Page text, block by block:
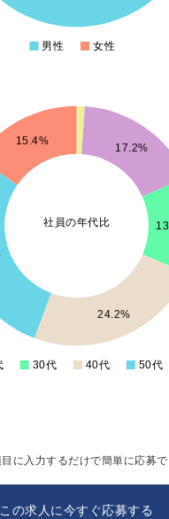
男性 女性
社員の年代比
17.2%
24.2%
15.4%
0
30代 40代 50代
に入力するだけで簡単に応募で
この求人に今すぐ応募する